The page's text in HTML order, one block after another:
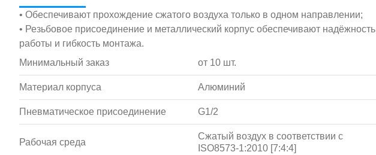
• Обеспечивают прохождение сжатого воздуха только в одном направлении;
• Резьбовое присоединение и металлический корпус обеспечивают надёжность
работы и гибкость монтажа.
Минимальный заказ
от 10 шт.
Материал корпуса Алюминий
Пневматическое присоединение G1/2
Рабочая среда
Сжатый воздух в соответствии с
ISO8573-1:2010 [7:4:4]